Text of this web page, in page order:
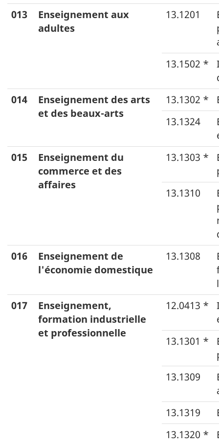
013
Enseignement aux
adultes
13.1201
13.1502 *
014
Enseignement des arts
et des beaux-arts
13.1302 *
13.1324
015
Enseignement du
commerce et des
affaires
13.1303 *
13.1310
016
Enseignement de
l'économie domestique
13.1308
017
Enseignement,
formation industrielle
et professionnelle
12.0413 *
13.1301 *
13.1309
13.1319
13.1320 *